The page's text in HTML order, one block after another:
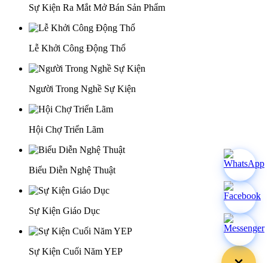
Sự Kiện Ra Mắt Mở Bán Sản Phẩm
Lễ Khởi Công Động Thổ
Người Trong Nghề Sự Kiện
Hội Chợ Triển Lãm
Biểu Diễn Nghệ Thuật
Sự Kiện Giáo Dục
Sự Kiện Cuối Năm YEP